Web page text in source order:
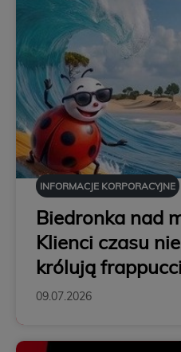
INFORMACJE KORPORACYJNE
Biedronka nad
Klienci czasu
królują
09.07.2026